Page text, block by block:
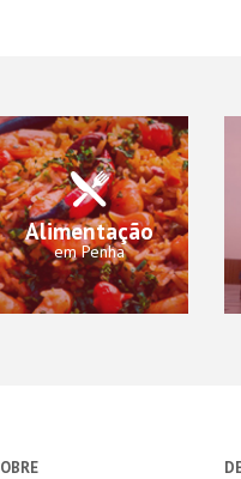
Alimentação
em Penha